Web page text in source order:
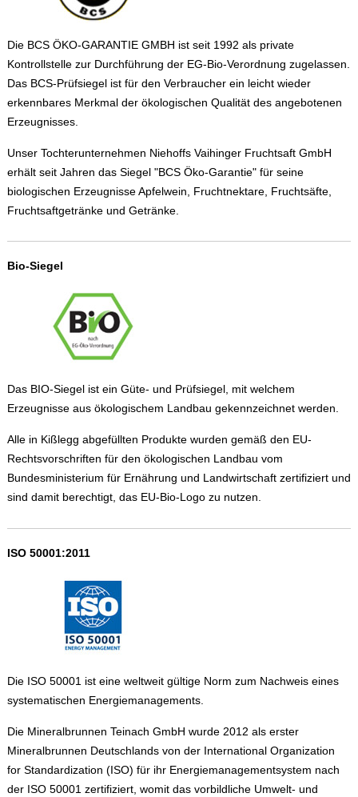
Die BCS ÖKO-GARANTIE GMBH ist seit 1992 als private
Kontrollstelle zur Durchführung der EG-Bio-Verordnung zugelassen.
Das BCS-Prüfsiegel ist für den Verbraucher ein leicht wieder
erkennbares Merkmal der ökologischen Qualität des angebotenen
Erzeugnisses.
Unser Tochterunternehmen Niehoffs Vaihinger Fruchtsaft GmbH
erhält seit Jahren das Siegel "BCS Öko-Garantie" für seine
biologischen Erzeugnisse Apfelwein, Fruchtnektare, Fruchtsäfte,
Fruchtsaftgetränke und Getränke.
Bio-Siegel
Das BIO-Siegel ist ein Güte- und Prüfsiegel, mit welchem
Erzeugnisse aus ökologischem Landbau gekennzeichnet werden.
Alle in Kißlegg abgefüllten Produkte wurden gemäß den EU-
Rechtsvorschriften für den ökologischen Landbau vom
Bundesministerium für Ernährung und Landwirtschaft zertifiziert und
sind damit berechtigt, das EU-Bio-Logo zu nutzen.
ISO 50001:2011
Die ISO 50001 ist eine weltweit gültige Norm zum Nachweis eines
systematischen Energiemanagements.
Die Mineralbrunnen Teinach GmbH wurde 2012 als erster
Mineralbrunnen Deutschlands von der International Organization
for Standardization (ISO) für ihr Energiemanagementsystem nach
der ISO 50001 zertifiziert, womit das vorbildliche Umwelt- und